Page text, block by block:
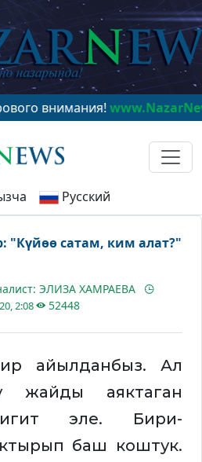
www.NazarNews.kg
Русский
"Күйөө сатам, ким алат?"
ЭЛИЗА ХАМРАЕВА
2:08 52448
айылданбыз. Ал
жайды аяктаган
эле. Бири-
баш коштук.